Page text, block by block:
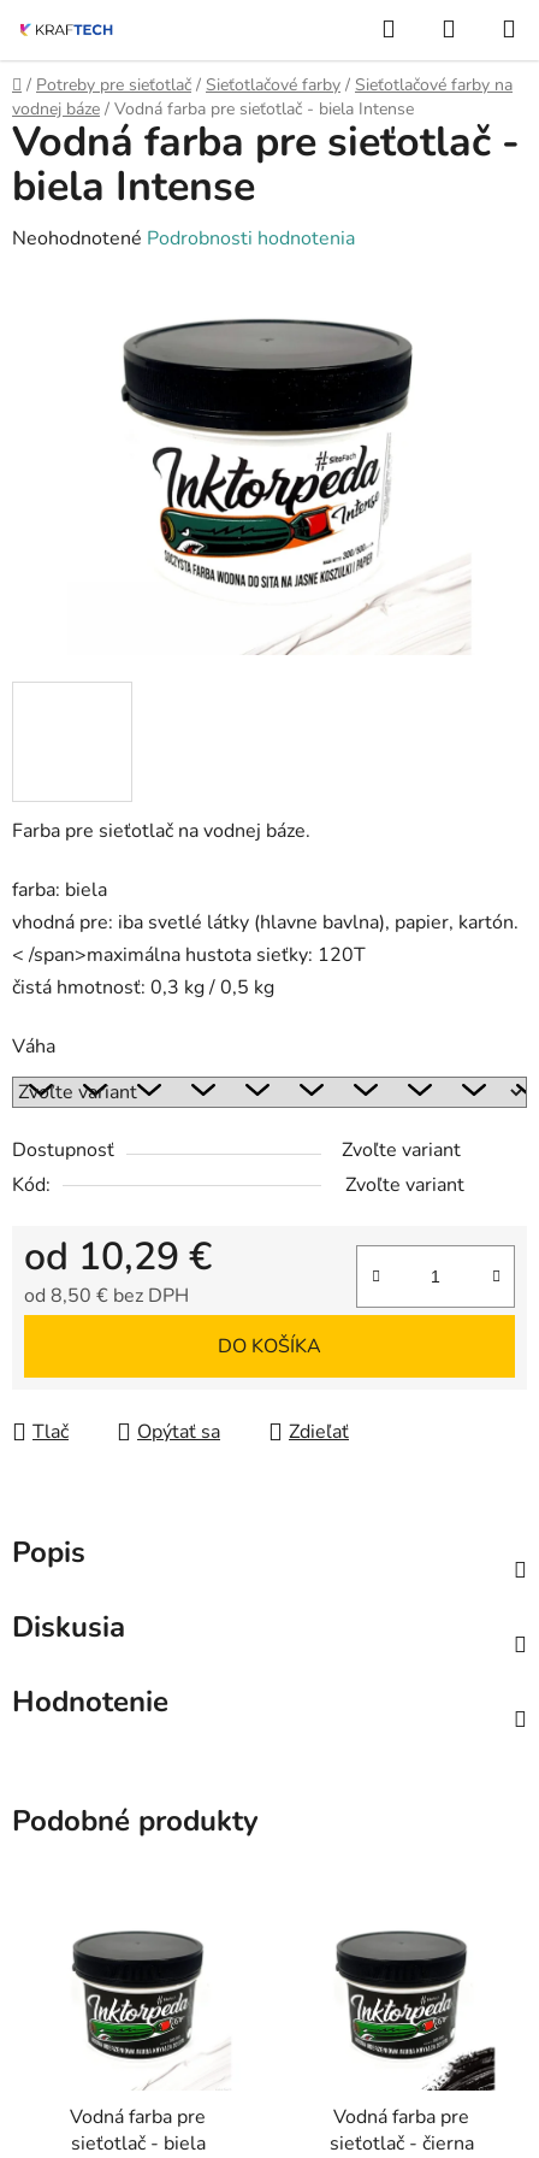
obsah
Hľadať
KOŠÍK
Domov
/ Potreby pre sieťotlač / Sieťotlačové farby / Sieťotlačové farby na
vodnej báze / Vodná farba pre sieťotlač - biela Intense
Farba pre sieťotlač na vodnej báze.
farba: biela
vhodná pre: iba svetlé látky (hlavne bavlna), papier, kartón.
< /span>maximálna hustota sieťky: 120T
čistá hmotnosť: 0,3 kg / 0,5 kg
Váha
Dostupnosť
Zvoľte variant
Kód:
Zvoľte variant
od 10,29 €
od 8,50 € bez DPH
DO KOŠÍKA
Tlač Opýtať sa Zdieľať
Vodná farba pre sieťotlač -
biela Intense
Priemerné
Neohodnotené Podrobnosti hodnotenia
Popis
Diskusia
Hodnotenie
Podobné produkty
Vodná farba pre
sieťotlač - biela
Vodná farba pre
sieťotlač - čierna